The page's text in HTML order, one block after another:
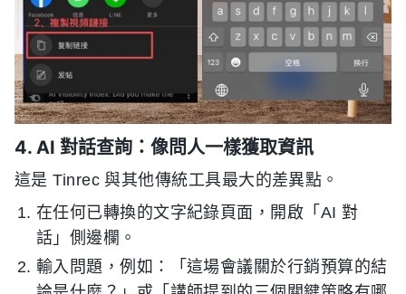
4. AI 對話查詢：像問人一樣獲取資訊
這是 Tinrec 與其他傳統工具最大的差異點。
在任何已轉換的文字紀錄頁面，開啟「AI 對
話」側邊欄。
輸入問題，例如：「這場會議關於行銷預算的結